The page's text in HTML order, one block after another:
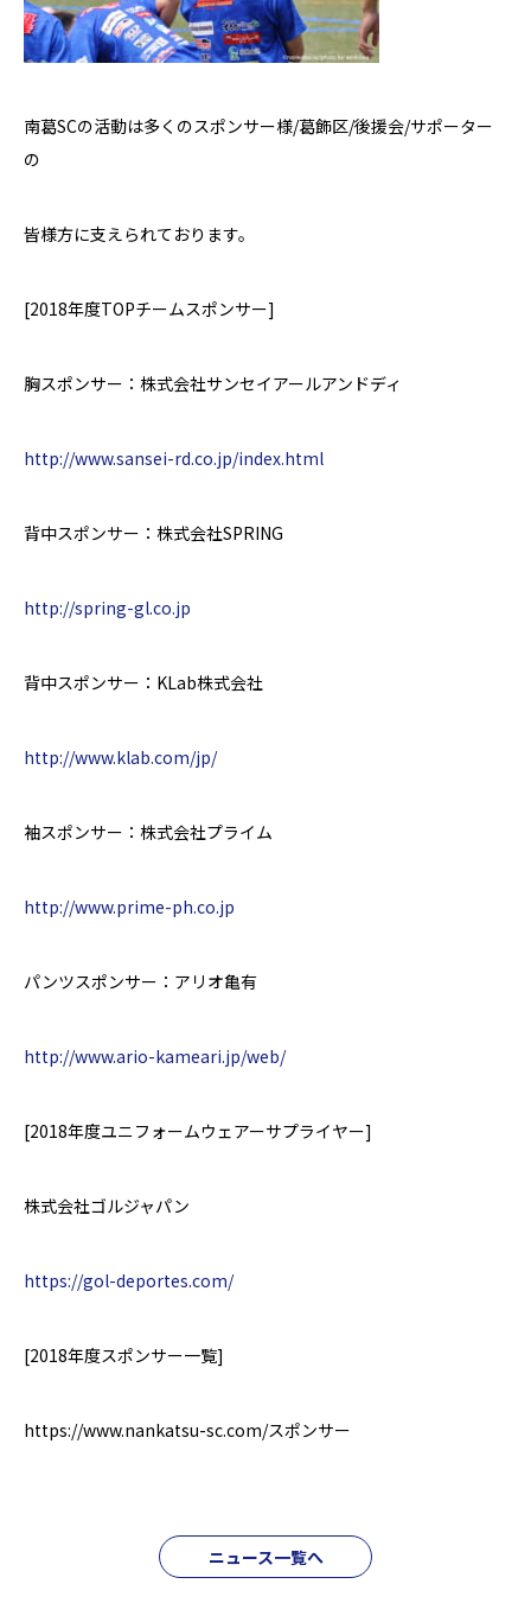
南葛SCの活動は多くのスポンサー様/葛飾区/後援会/サポーター
の
皆様方に支えられております。
[2018年度TOPチームスポンサー]
胸スポンサー：株式会社サンセイアールアンドディ
http://www.sansei-rd.co.jp/index.html
背中スポンサー：株式会社SPRING
http://spring-gl.co.jp
背中スポンサー： KLab株式会社
http://www.klab.com/jp/
袖スポンサー：株式会社プライム
http://www.prime-ph.co.jp
パンツスポンサー：アリオ亀有
http://www.ario-kameari.jp/web/
[2018年度ユニフォームウェアーサプライヤー]
株式会社ゴルジャパン
https://gol-deportes.com/
[2018年度スポンサー一覧]
https://www.nankatsu-sc.com/スポンサー
ニュース一覧へ